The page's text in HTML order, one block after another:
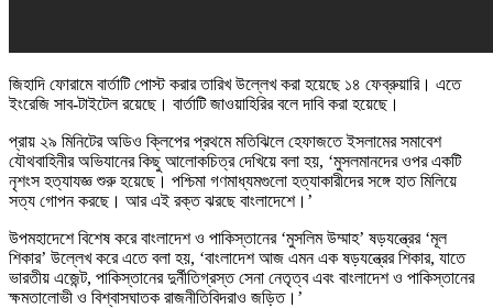
জিহাদি ফোরামে বার্তাটি পোস্ট করার তারিখ উল্লেখ করা হয়েছে ১৪ ফেব্রুয়ারি। এতে
ইংরেজি সাব-টাইটেল রয়েছে। বার্তাটি জাওয়াহিরির বলে দাবি করা হয়েছে।
প্রায় ২৯ মিনিটের অডিও ক্লিপের ‍প্রথমে মতিঝিলে হেফাজতে ইসলামের সমাবেশ
যৌথবাহিনীর অভিযানের কিছু আলোকচিত্র দেখিয়ে বলা হয়, ‘মুসলমানদের ওপর একটি
নৃশংস হত্যাযজ্ঞ শুরু হয়েছে। পশ্চিমা গণমাধ্যমগুলো হত্যাকারীদের সঙ্গে হাত মিলিয়ে
সত্য গোপন করছে। আর এই রক্ত ঝরছে বাংলাদেশে।’
উপমহাদেশে বিশেষ করে বাংলাদেশ ও পাকিস্তানের ‘মুসলিম উম্মাহ’ ষড়যন্ত্রের ‘মূল
শিকার’ উল্লেখ করে এতে বলা হয়, ‘বাংলাদেশ আজ এমন এক ষড়যন্ত্রের শিকার, যাতে
ভারতীয় এজেন্ট, পাকিস্তানের দুর্নীতিগ্রস্ত সেনা নেতৃত্ব এবং বাংলাদেশ ও পাকিস্তানের
ক্ষমতালোভী ও বিশ্বাসঘাতক রাজনীতিবিদরাও জড়িত।’